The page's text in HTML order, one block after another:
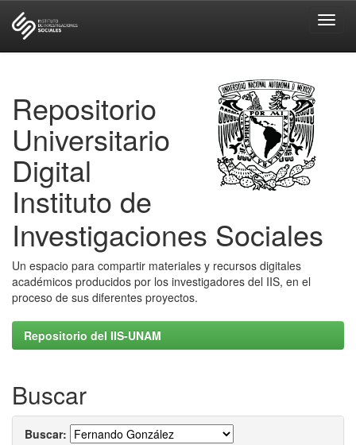
Repositorio
Universitario
Digital
Instituto de
Investigaciones Sociales
Un espacio para compartir materiales y recursos digitales
académicos producidos por los investigadores del IIS, en el
proceso de sus diferentes proyectos.
Repositorio del IIS-UNAM
Buscar
Buscar: